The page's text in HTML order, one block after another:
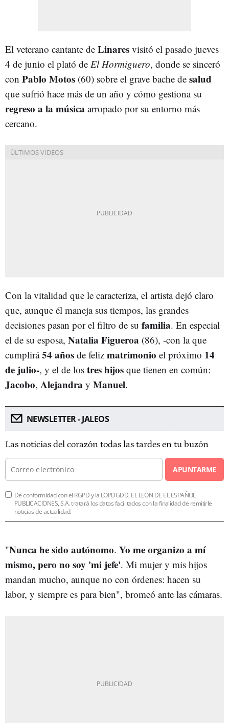
El veterano cantante de Linares visitó el pasado jueves
4 de junio el plató de El Hormiguero, donde se sinceró
con Pablo Motos (60) sobre el grave bache de salud
que sufrió hace más de un año y cómo gestiona su
regreso a la música arropado por su entorno más
cercano.
Con la vitalidad que le caracteriza, el artista dejó claro
que, aunque él maneja sus tiempos, las grandes
decisiones pasan por el filtro de su familia. En especial
el de su esposa, Natalia Figueroa (86), -con la que
cumplirá54 años de feliz matrimonio el próximo 14
de julio-, y el de los tres hijos que tienen en común:
Jacobo, Alejandra y Manuel.
NEWSLETTER - JALEOS
Las noticias del corazón todas las tardes en tu buzón
APUNTARME
De conformidad con el RGPD y la LOPDGDD, EL LEÓN DE EL ESPAÑOL
PUBLICACIONES, S.A. tratará los datos facilitados con la finalidad de remitirle
noticias de actualidad.
"Nunca he sido autónomo. Yo me organizo a mí
mismo, pero no soy 'mi jefe'. Mi mujer y mis hijos
mandan mucho, aunque no con órdenes: hacen su
labor, y siempre es para bien", bromeó ante las cámaras.